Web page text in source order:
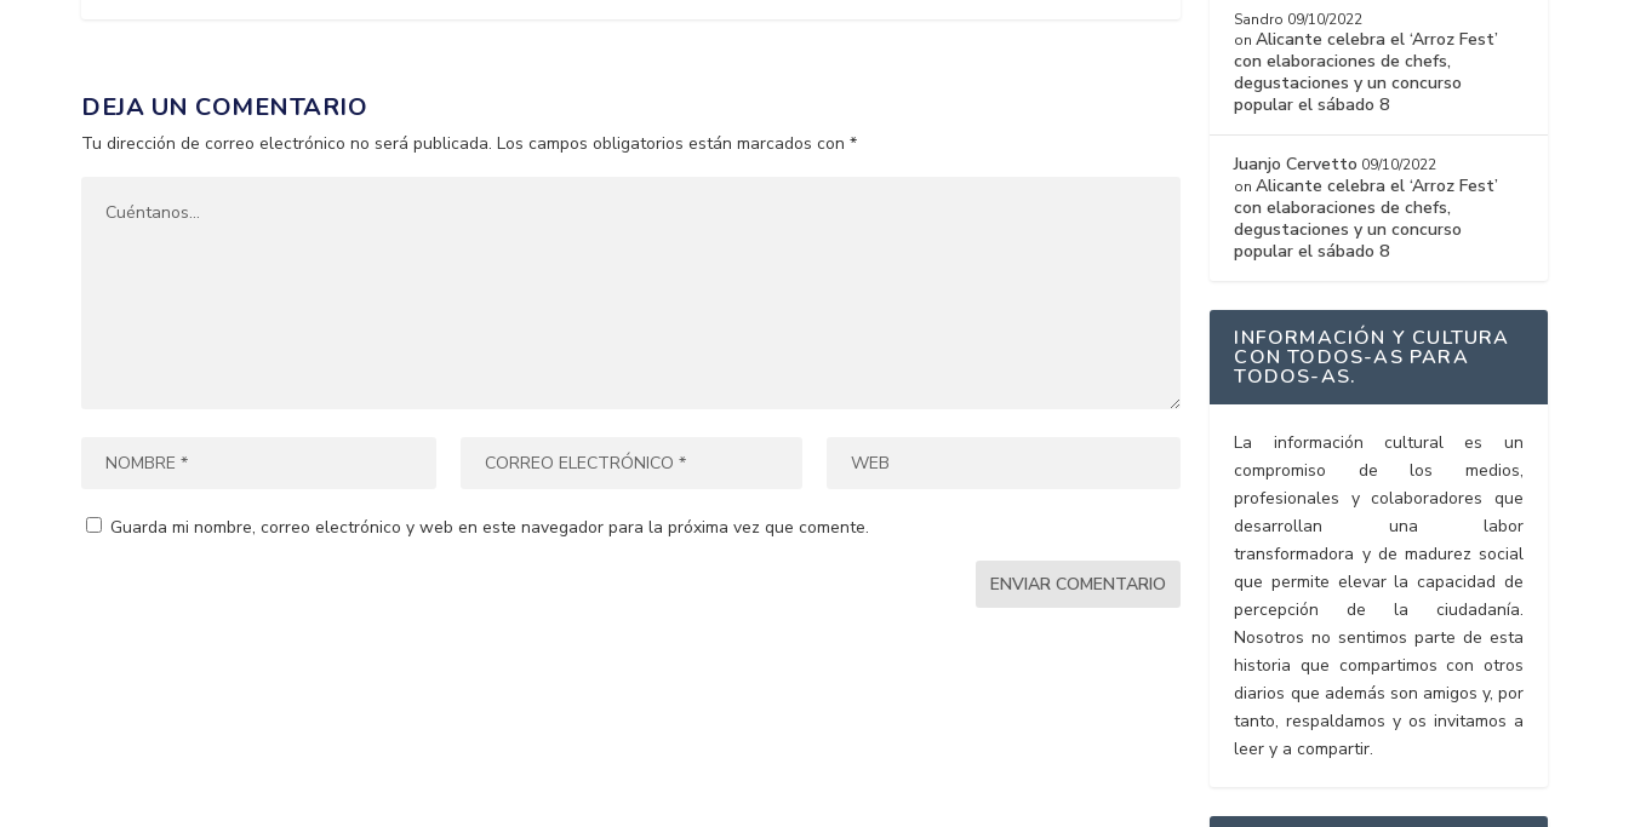
DEJA UN COMENTARIO
Tu dirección de correo electrónico no será publicada. Los campos obligatorios están marcados con*
Guarda mi nombre, correo electrónico y web en este navegador para la próxima vez que comente.
Sandro 09/10/2022
onAlicante celebra el ‘Arroz Fest’
con elaboraciones de chefs,
degustaciones y un concurso
popular el sábado 8
Juanjo Cervetto 09/10/2022
onAlicante celebra el ‘Arroz Fest’
con elaboraciones de chefs,
degustaciones y un concurso
popular el sábado 8
INFORMACIÓN Y CULTURA
CON TODOS-AS PARA
TODOS-AS.
La información cultural es un
compromiso de los medios,
profesionales y colaboradores que
desarrollan una labor
transformadora y de madurez social
que permite elevar la capacidad de
percepción de la ciudadanía.
Nosotros no sentimos parte de esta
historia que compartimos con otros
diarios que además son amigos y, por
tanto, respaldamos y os invitamos a
leer y a compartir.